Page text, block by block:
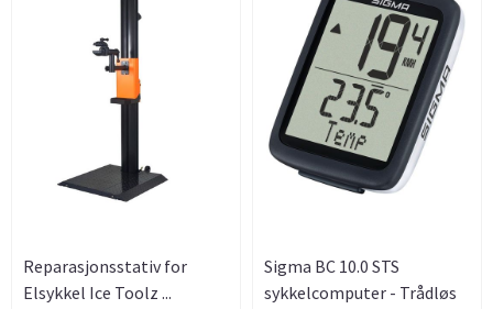
Reparasjonsstativ for
Elsykkel Ice Toolz ...
Sigma BC 10.0 STS
sykkelcomputer - Trådløs